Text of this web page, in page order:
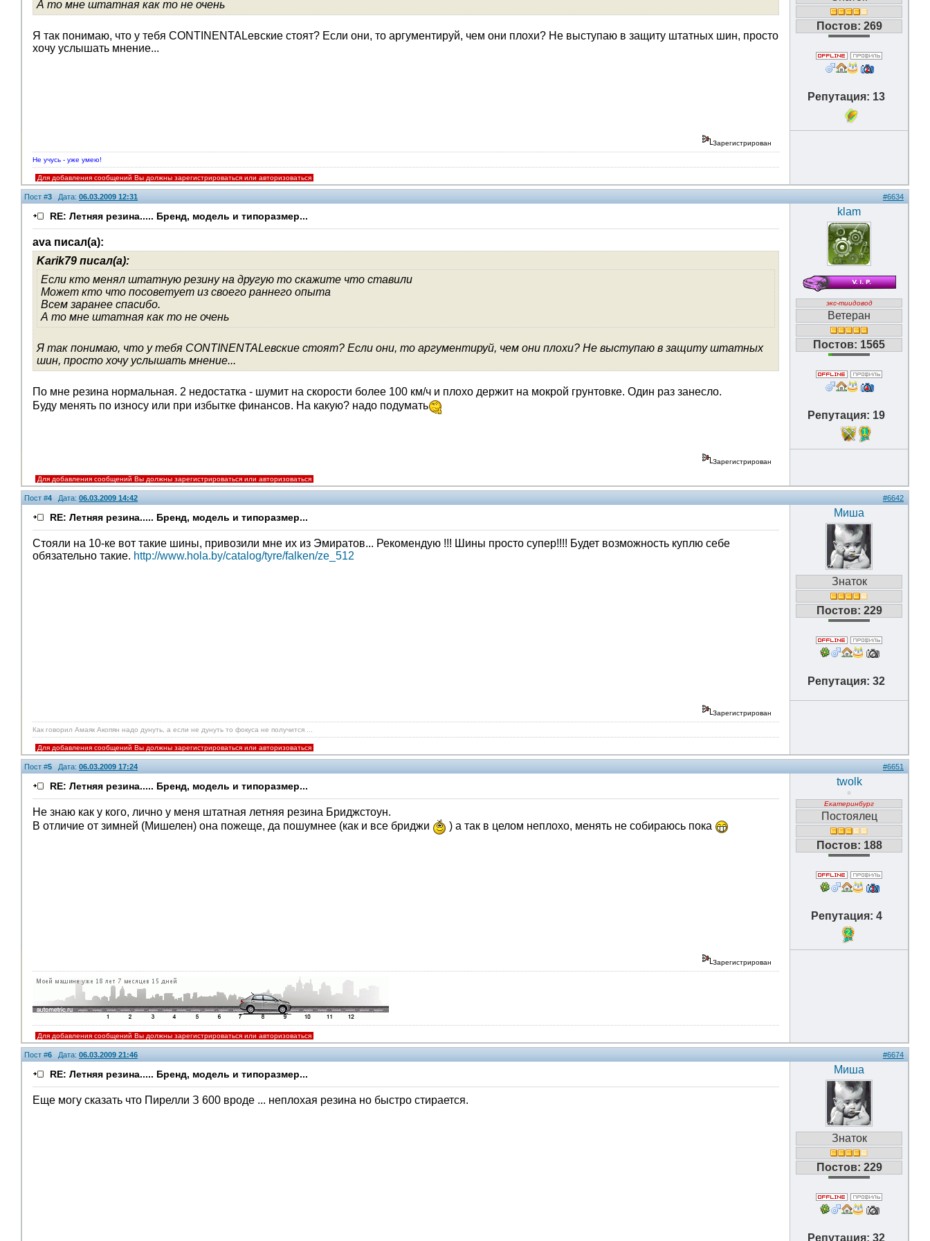
А то мне штатная как то не очень
Я так понимаю, что у тебя CONTINENTALевские стоят? Если они, то аргументируй, чем они плохи? Не выступаю в защиту штатных шин, просто
хочу услышать мнение...
Постов: 269
Репутация: 13
Зарегистрирован
Не учусь - уже умею!
Для добавления сообщений Вы должны зарегистрироваться или авторизоваться
Пост #3 Дата: 06.03.2009 12:31 #6634
RE: Летняя резина..... Бренд, модель и типоразмер...
ava писал(а):
Karik79 писал(а):
Если кто менял штатную резину на другую то скажите что ставили
Может кто что посоветует из своего раннего опыта
Всем заранее спасибо.
А то мне штатная как то не очень
Я так понимаю, что у тебя CONTINENTALевские стоят? Если они, то аргументируй, чем они плохи? Не выступаю в защиту штатных
шин, просто хочу услышать мнение...
По мне резина нормальная. 2 недостатка - шумит на скорости более 100 км/ч и плохо держит на мокрой грунтовке. Один раз занесло.
Буду менять по износу или при избытке финансов. На какую? надо подумать
klam
экс-тиидовод
Ветеран
Постов: 1565
Репутация: 19
1
Зарегистрирован
Для добавления сообщений Вы должны зарегистрироваться или авторизоваться
Пост #4Дата: 06.03.2009 14:42 #6642
RE: Летняя резина..... Бренд, модель и типоразмер...
Стояли на 10-ке вот такие шины, привозили мне их из Эмиратов... Рекомендую !!! Шины просто супер!!!! Будет возможность куплю себе
обязательно такие. http://www.hola.by/catalog/tyre/falken/ze_512
Миша
Знаток
Постов: 229
Репутация: 32
Зарегистрирован
Как говорил Амаяк Акопян надо дунуть, а если не дунуть то фокуса не получится ...
Для добавления сообщений Вы должны зарегистрироваться или авторизоваться
Пост #5 Дата: 06.03.2009 17:24 #6651
RE: Летняя резина..... Бренд, модель и типоразмер...
Не знаю как у кого, лично у меня штатная летняя резина Бриджстоун.
В отличие от зимней (Мишелен) она пожеще, да пошумнее (как и все бриджи
) а так в целом неплохо, менять не собираюсь пока
twolk
Екатеринбург
Постоялец
Постов: 188
Репутация: 4
2
Зарегистрирован
Для добавления сообщений Вы должны зарегистрироваться или авторизоваться
Пост #6 Дата: 06.03.2009 21:46 #6674
RE: Летняя резина..... Бренд, модель и типоразмер...
Еще могу сказать что Пирелли З 600 вроде ... неплохая резина но быстро стирается.
Миша
Знаток
Постов: 229
Репутация: 32